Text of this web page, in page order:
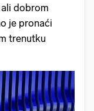
dobrom
je pronaći
trenutku